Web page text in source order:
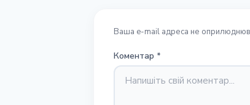
Ваша e-mail адреса не
Коментар *